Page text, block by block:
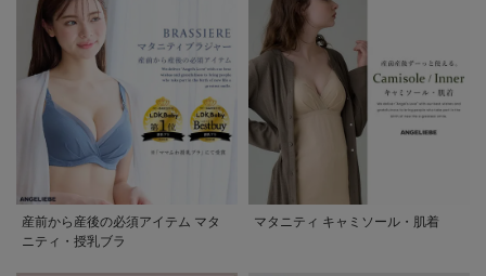
産前から産後の必須アイテム マタ
ニティ・授乳ブラ
マタニティ キャミソール・肌着